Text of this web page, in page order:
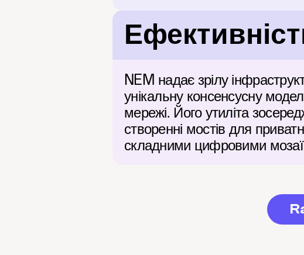
NEM надає зрілу
унікальну консенсусну
мережі. Його утиліта
створенні мостів для
складними цифровими